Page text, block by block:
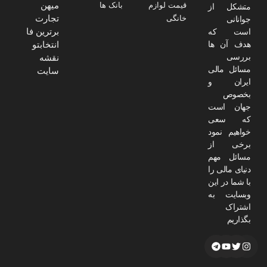
متشکل از
جوانانی
است که
هدف آن ها
بررسی
مسائل مالی
ایران و
بخصوص
جهان است
که سعی
خواهیم نمود
برخی از
مسائل مهم
دنیای مالی را
با شما در این
وبسایت به
اشتراک
بگذاریم
قیمت لوازم
خانگی
بانک ها
میهن
تجارت
برترین فا
انتخابتو
نقشه
سایت